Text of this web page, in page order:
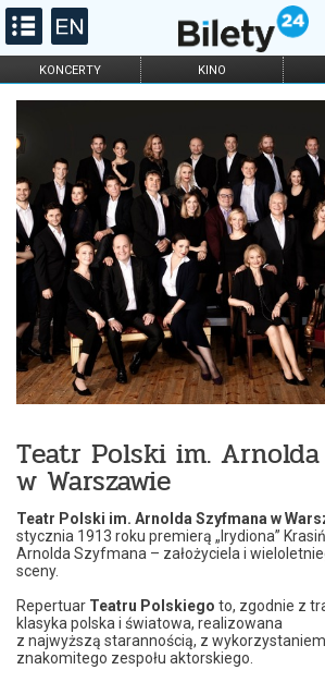
KONCERTY KINO
FILHARMONIA OPERA I BALET
DLA DZIECI
ONLINE
Teatr Polski im.
w Warszawie
Teatr Polski im. Arnolda Szyfmana w
stycznia 1913 roku premierą „Irydiona”
Arnolda Szyfmana – założyciela i
sceny.
Repertuar Teatru Polskiego to, zgodnie z
klasyka polska i światowa, realizowana
z najwyższą starannością, z
znakomitego zespołu aktorskiego.